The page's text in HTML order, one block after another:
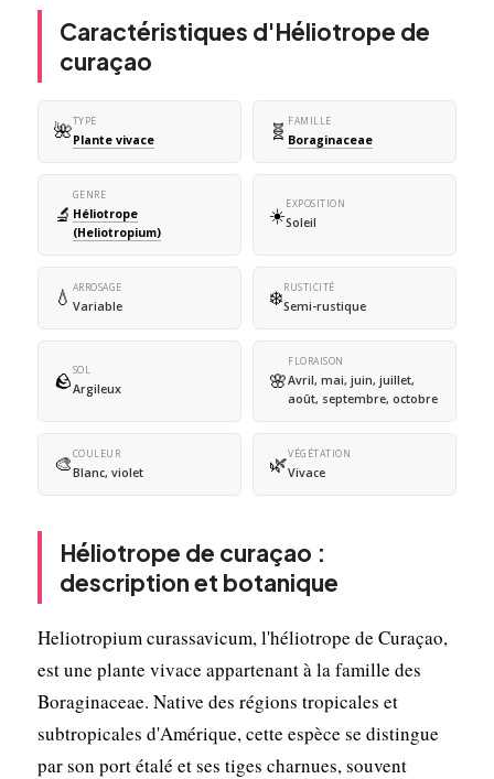
Caractéristiques d'Héliotrope de
curaçao
🌺TYPE
Plante vivace 🧬 FAMILLE
Boraginaceae
🔬
GENRE
Héliotrope
(Heliotropium)
☀️EXPOSITION
Soleil
💧 ARROSAGE
Variable ❄️RUSTICITÉ
Semi-rustique
🪨SOL
Argileux 🌸
FLORAISON
Avril, mai, juin, juillet,
août, septembre, octobre
🎨COULEUR
Blanc, violet 🌿VÉGÉTATION
Vivace
Héliotrope de curaçao :
description et botanique
Heliotropium curassavicum, l'héliotrope de Curaçao,
est une plante vivace appartenant à la famille des
Boraginaceae. Native des régions tropicales et
subtropicales d'Amérique, cette espèce se distingue
par son port étalé et ses tiges charnues, souvent